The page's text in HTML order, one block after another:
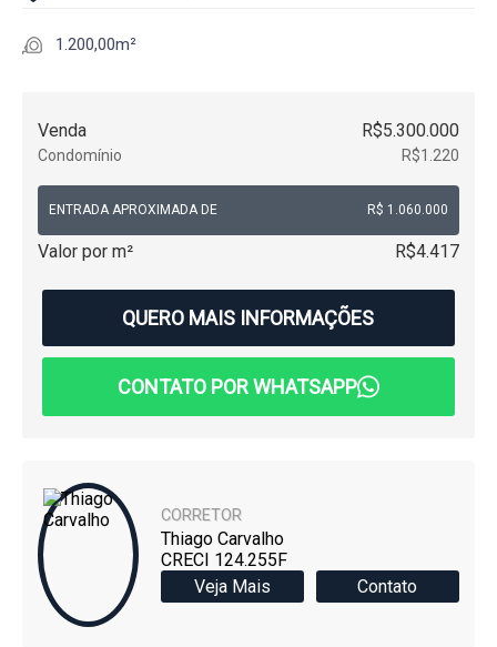
1.200,00m²
Venda R$5.300.000
Condomínio R$1.220
ENTRADA APROXIMADA DE R$ 1.060.000
Valor por m² R$4.417
QUERO MAIS INFORMAÇÕES
CONTATO POR WHATSAPP
CORRETOR
Thiago Carvalho
CRECI 124.255F
Veja Mais
Contato